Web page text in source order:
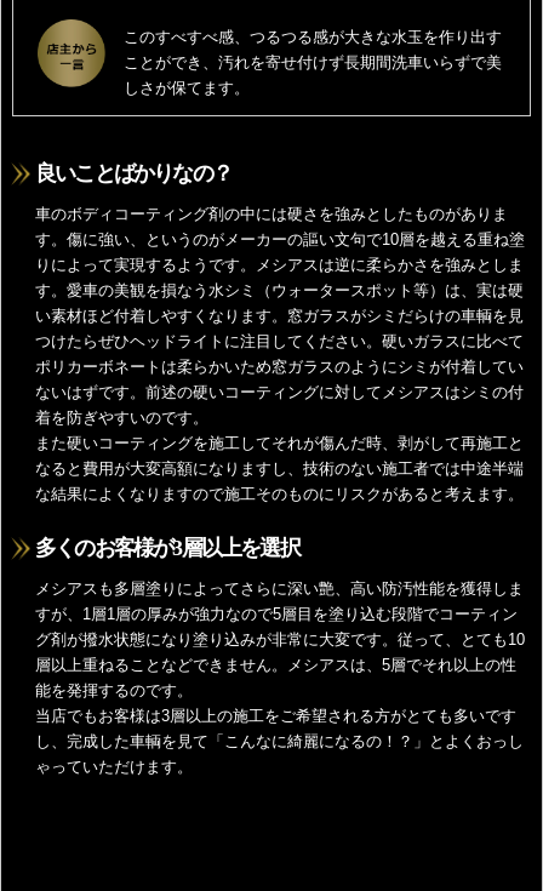
このすべすべ感、つるつる感が大きな水玉を作り出す
ことができ、汚れを寄せ付けず長期間洗車いらずで美
しさが保てます。
良いことばかりなの？
車のボディコーティング剤の中には硬さを強みとしたものがありま
す。傷に強い、というのがメーカーの謳い文句で10層を越える重ね塗
りによって実現するようです。メシアスは逆に柔らかさを強みとしま
す。愛車の美観を損なう水シミ（ウォータースポット等）は、実は硬
い素材ほど付着しやすくなります。窓ガラスがシミだらけの車輌を見
つけたらぜひヘッドライトに注目してください。硬いガラスに比べて
ポリカーボネートは柔らかいため窓ガラスのようにシミが付着してい
ないはずです。前述の硬いコーティングに対してメシアスはシミの付
着を防ぎやすいのです。
また硬いコーティングを施工してそれが傷んだ時、剥がして再施工と
なると費用が大変高額になりますし、技術のない施工者では中途半端
な結果によくなりますので施工そのものにリスクがあると考えます。
多くのお客様が3層以上を選択
メシアスも多層塗りによってさらに深い艶、高い防汚性能を獲得しま
すが、1層1層の厚みが強力なので5層目を塗り込む段階でコーティン
グ剤が撥水状態になり塗り込みが非常に大変です。従って、とても10
層以上重ねることなどできません。メシアスは、5層でそれ以上の性
能を発揮するのです。
当店でもお客様は3層以上の施工をご希望される方がとても多いです
し、完成した車輌を見て「こんなに綺麗になるの！？」とよくおっし
ゃっていただけます。